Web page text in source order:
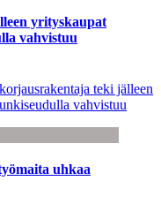
yrityskaupat
vahvistuu
teki jälleen
vahvistuu
uhkaa